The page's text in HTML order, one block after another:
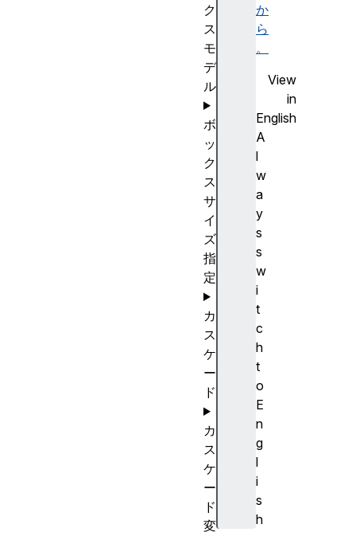
か
ら
。
View
in
English
A
l
w
a
y
s
s
w
i
t
c
h
t
o
E
n
g
l
i
s
h
ク
ス
モ
デ
ル
ボ
ッ
ク
ス
サ
イ
ズ
指
定
カ
ス
ケ
ー
ド
カ
ス
ケ
ー
ド
変